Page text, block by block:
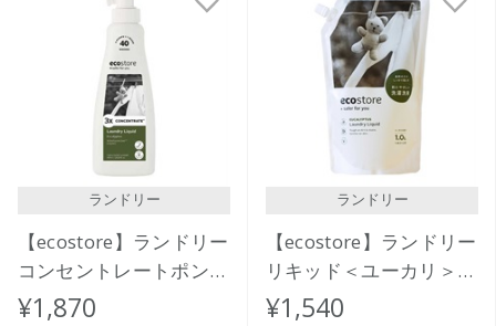
ランドリー
【ecostore】ランドリー
コンセントレートポンプ
＜ユーカリ＞ 480mL
¥1,870
ランドリー
【ecostore】ランドリー
リキッド＜ユーカリ＞リ
フィルパック1L
¥1,540